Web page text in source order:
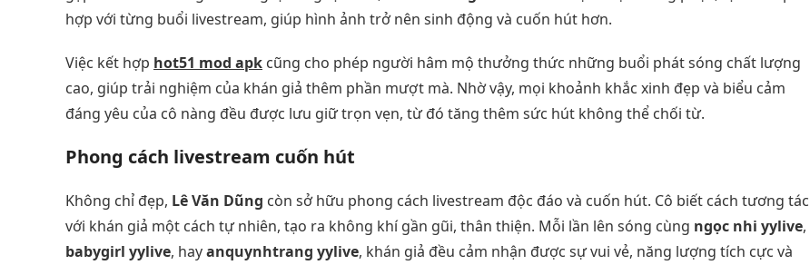
hợp với từng buổi livestream, giúp hình ảnh trở nên sinh động và cuốn hút hơn.
Việc kết hợp hot51 mod apk cũng cho phép người hâm mộ thưởng thức những buổi phát sóng chất lượng
cao, giúp trải nghiệm của khán giả thêm phần mượt mà. Nhờ vậy, mọi khoảnh khắc xinh đẹp và biểu cảm
đáng yêu của cô nàng đều được lưu giữ trọn vẹn, từ đó tăng thêm sức hút không thể chối từ.
Phong cách livestream cuốn hút
Không chỉ đẹp, Lê Văn Dũng còn sở hữu phong cách livestream độc đáo và cuốn hút. Cô biết cách tương tác
với khán giả một cách tự nhiên, tạo ra không khí gần gũi, thân thiện. Mỗi lần lên sóng cùng ngọc nhi yylive,
babygirl yylive, hayanquynhtrang yylive, khán giả đều cảm nhận được sự vui vẻ, năng lượng tích cực và